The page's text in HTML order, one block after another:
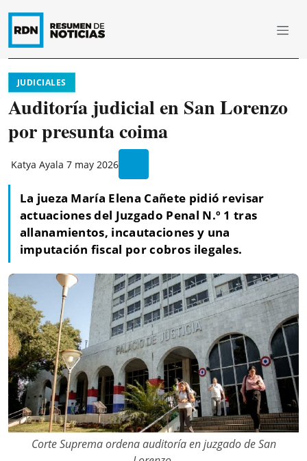
JUDICIALES
Auditoría judicial en San Lorenzo
por presunta coima
Katya Ayala 7 may 2026
La jueza María Elena Cañete pidió revisar
actuaciones del Juzgado Penal N.º 1 tras
allanamientos, incautaciones y una
imputación fiscal por cobros ilegales.
Corte Suprema ordena auditoría en juzgado de San